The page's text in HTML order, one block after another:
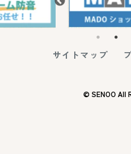
サイトマップ
© SENOO All